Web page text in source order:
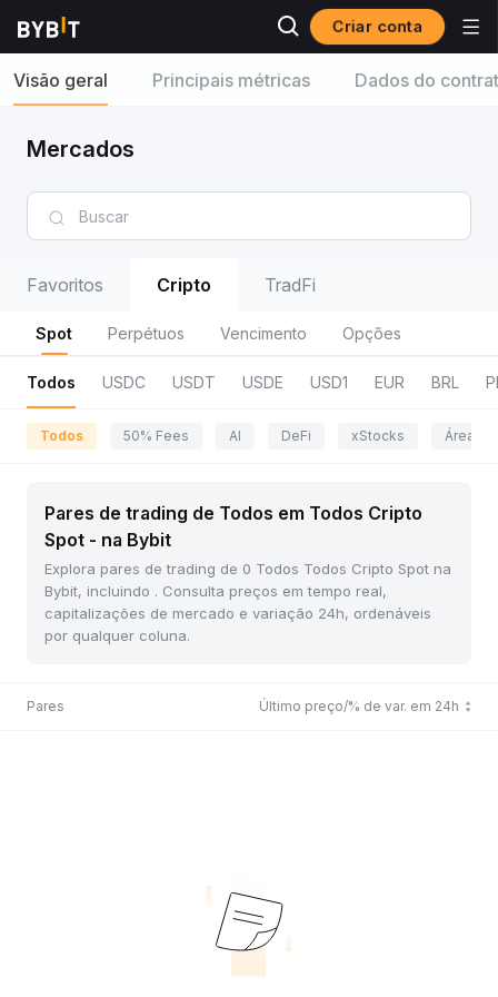
Criar conta
Visão geral Principais métricas Dados do
Mercados
Favoritos Cripto TradFi
Spot Perpétuos Vencimento Opções
Todos USDC USDT USDE USD1 EUR BRL
Todos 50% Fees AI DeFi xStocks Área da
Pares de trading de Todos em Todos Cripto
Spot - na Bybit
Explora pares de trading de 0 Todos Todos Cripto Spot na
Bybit, incluindo . Consulta preços em tempo real,
capitalizações de mercado e variação 24h, ordenáveis
por qualquer coluna.
Pares Último preço/% de var. em 24h